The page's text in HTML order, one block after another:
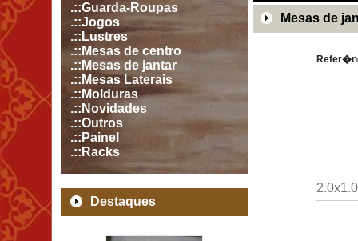
.::Guarda-Roupas
.::Jogos
.::Lustres
.::Mesas de centro
.::Mesas de jantar
.::Mesas Laterais
.::Molduras
.::Novidades
.::Outros
.::Painel
.::Racks
Destaques
Mesas de